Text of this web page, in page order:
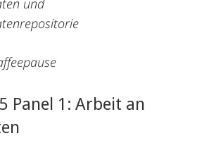
und
Panel 1: Arbeit an